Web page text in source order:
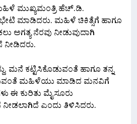
ಮಹಿಳೆ ಮುಖ್ಯಮಂತ್ರಿ ಹೆಚ್.ಡಿ.
ಭೇಟಿ ಮಾಡಿದರು. ಮಹಿಳೆ ಚಿಕಿತ್ಸೆಗೆ ಹಾಗೂ
ಅಗತ್ಯ ನೆರವು ನೀಡುವುದಾಗಿ
ನೀಡಿದರು.
ಮನೆ ಕಟ್ಟಿಸಿಕೊಡುವಂತೆ ಹಾಗೂ ತನ್ನ
ಮಹಿಳೆಯು ಮಾಡಿದ ಮನವಿಗೆ
ಈ ಕುರಿತು ಮೈಸೂರು
ನೀಡಲಾಗಿದೆ ಎಂದು ತಿಳಿಸಿದರು.